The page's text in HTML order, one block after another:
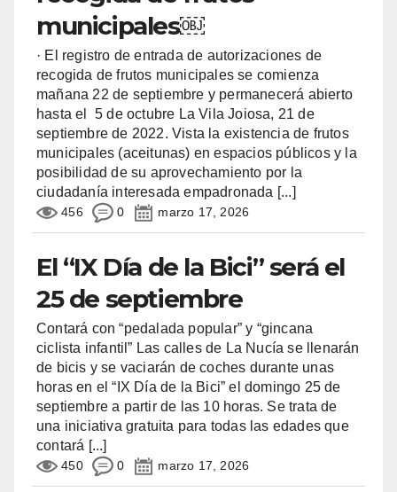
municipales￼
· El registro de entrada de autorizaciones de
recogida de frutos municipales se comienza
mañana 22 de septiembre y permanecerá abierto
hasta el 5 de octubre La Vila Joiosa, 21 de
septiembre de 2022. Vista la existencia de frutos
municipales (aceitunas) en espacios públicos y la
posibilidad de su aprovechamiento por la
ciudadanía interesada empadronada [...]
456 0 marzo 17, 2026
El “IX Día de la Bici” será el
25 de septiembre
Contará con “pedalada popular” y “gincana
ciclista infantil” Las calles de La Nucía se llenarán
de bicis y se vaciarán de coches durante unas
horas en el “IX Día de la Bici” el domingo 25 de
septiembre a partir de las 10 horas. Se trata de
una iniciativa gratuita para todas las edades que
contará [...]
450 0 marzo 17, 2026